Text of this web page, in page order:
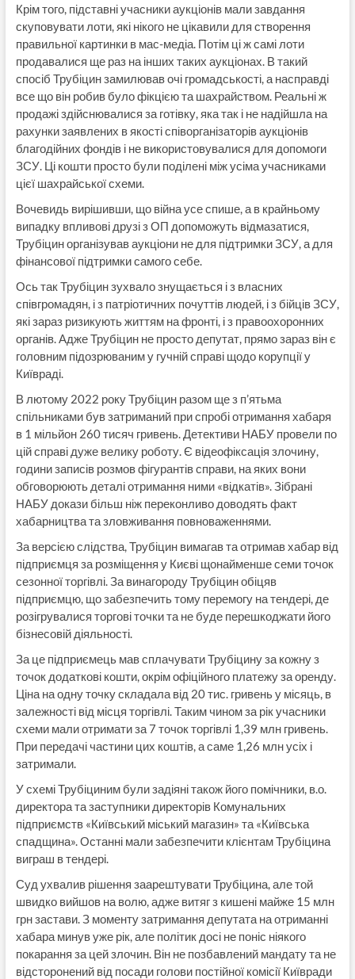
Крім того, підставні учасники аукціонів мали завдання
скуповувати лоти, які нікого не цікавили для створення
правильної картинки в мас-медіа. Потім ці ж самі лоти
продавалися ще раз на інших таких аукціонах. В такий
спосіб Трубіцин замилював очі громадськості, а насправді
все що він робив було фікцією та шахрайством. Реальні ж
продажі здійснювалися за готівку, яка так і не надійшла на
рахунки заявлених в якості співорганізаторів аукціонів
благодійних фондів і не використовувалися для допомоги
ЗСУ. Ці кошти просто були поділені між усіма учасниками
цієї шахрайської схеми.
Вочевидь вирішивши, що війна усе спише, а в крайньому
випадку впливові друзі з ОП допоможуть відмазатися,
Трубіцин організував аукціони не для підтримки ЗСУ, а для
фінансової підтримки самого себе.
Ось так Трубіцин зухвало знущається і з власних
співгромадян, і з патріотичних почуттів людей, і з бійців ЗСУ,
які зараз ризикують життям на фронті, і з правоохоронних
органів. Адже Трубіцин не просто депутат, прямо зараз він є
головним підозрюваним у гучній справі щодо корупції у
Київраді.
В лютому 2022 року Трубіцин разом ще з п’ятьма
спільниками був затриманий при спробі отримання хабаря
в 1 мільйон 260 тисяч гривень. Детективи НАБУ провели по
цій справі дуже велику роботу. Є відеофіксація злочину,
години записів розмов фігурантів справи, на яких вони
обговорюють деталі отримання ними «відкатів». Зібрані
НАБУ докази більш ніж переконливо доводять факт
хабарництва та зловживання повноваженнями.
За версією слідства, Трубіцин вимагав та отримав хабар від
підприємця за розміщення у Києві щонайменше семи точок
сезонної торгівлі. За винагороду Трубіцин обіцяв
підприємцю, що забезпечить тому перемогу на тендері, де
розігрувалися торгові точки та не буде перешкоджати його
бізнесовій діяльності.
За це підприємець мав сплачувати Трубіцину за кожну з
точок додаткові кошти, окрім офіційного платежу за оренду.
Ціна на одну точку складала від 20 тис. гривень у місяць, в
залежності від місця торгівлі. Таким чином за рік учасники
схеми мали отримати за 7 точок торгівлі 1,39 млн гривень.
При передачі частини цих коштів, а саме 1,26 млн усіх і
затримали.
У схемі Трубіциним були задіяні також його помічники, в.о.
директора та заступники директорів Комунальних
підприємств «Київський міський магазин» та «Київська
спадщина». Останні мали забезпечити клієнтам Трубіцина
виграш в тендері.
Суд ухвалив рішення заарештувати Трубіцина, але той
швидко вийшов на волю, адже витяг з кишені майже 15 млн
грн застави. З моменту затримання депутата на отриманні
хабара минув уже рік, але політик досі не поніс ніякого
покарання за цей злочин. Він не позбавлений мандату та не
відсторонений від посади голови постійної комісії Київради